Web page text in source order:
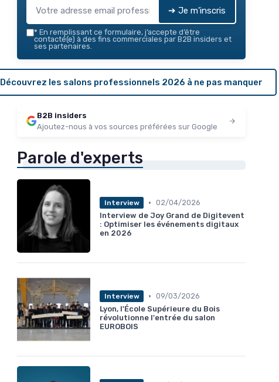
➔ Je m'inscris
* En remplissant ce formulaire, j’accepte d’être
contacté(e) à des fins commerciales par B2B insiders et
ses partenaires.
Découvrez les salons professionnels 2026 à ne pas manquer
B2B insiders
Ajoutez-nous à vos sources préférées sur Google
Parole d'experts
Interview • 02/04/2026
Interview de Joy Grand de Digitevent
: Optimiser les événements digitaux
en 2026
Interview • 09/03/2026
Lyon, l'École Supérieure du Bois
révolutionne l'entrée du salon
EUROBOIS